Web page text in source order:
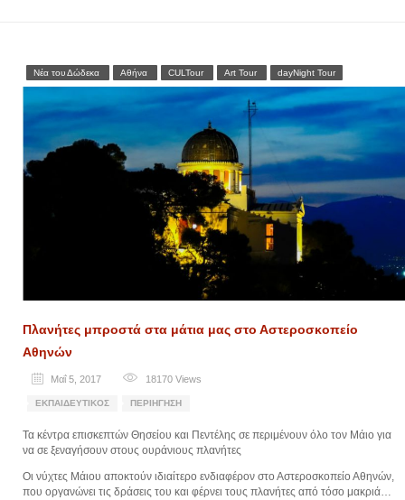
Νέα του Δώδεκα Αθήνα CULTour Art Tour dayNight Tour
Πλανήτες μπροστά στα μάτια μας στο Αστεροσκοπείο
Αθηνών
Μαΐ 5, 2017 18170 Views
ΕΚΠΑΙΔΕΥΤΙΚΌΣ ΠΕΡΙΉΓΗΣΗ
Τα κέντρα επισκεπτών Θησείου και Πεντέλης σε περιμένουν όλο τον Μάιο για
να σε ξεναγήσουν στους ουράνιους πλανήτες
Οι νύχτες Μάιου αποκτούν ιδιαίτερο ενδιαφέρον στο Αστεροσκοπείο Αθηνών,
που οργανώνει τις δράσεις του και φέρνει τους πλανήτες από τόσο μακριά…